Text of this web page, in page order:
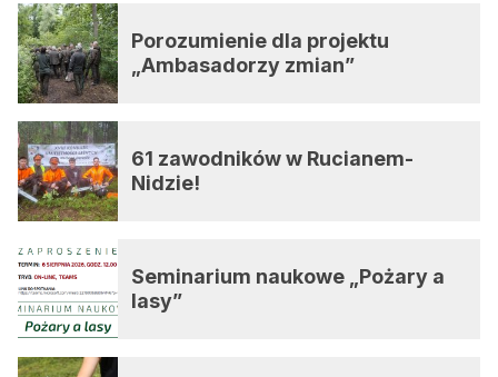
Porozumienie dla projektu
„Ambasadorzy zmian”
61 zawodników w Rucianem-
Nidzie!
Seminarium naukowe „Pożary a
lasy”